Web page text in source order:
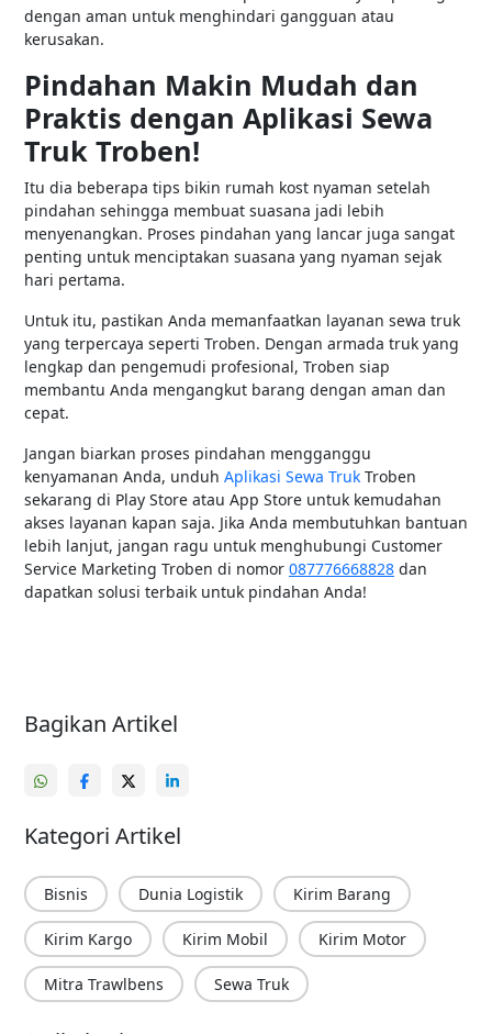
dengan aman untuk menghindari gangguan atau
kerusakan.
Pindahan Makin Mudah dan
Praktis dengan Aplikasi Sewa
Truk Troben!
Itu dia beberapa tips bikin rumah kost nyaman setelah
pindahan sehingga membuat suasana jadi lebih
menyenangkan. Proses pindahan yang lancar juga sangat
penting untuk menciptakan suasana yang nyaman sejak
hari pertama.
Untuk itu, pastikan Anda memanfaatkan layanan sewa truk
yang terpercaya seperti Troben. Dengan armada truk yang
lengkap dan pengemudi profesional, Troben siap
membantu Anda mengangkut barang dengan aman dan
cepat.
Jangan biarkan proses pindahan mengganggu
kenyamanan Anda, unduh Aplikasi Sewa Truk Troben
sekarang di Play Store atau App Store untuk kemudahan
akses layanan kapan saja. Jika Anda membutuhkan bantuan
lebih lanjut, jangan ragu untuk menghubungi Customer
Service Marketing Troben di nomor 087776668828 dan
dapatkan solusi terbaik untuk pindahan Anda!
Bagikan Artikel
Kategori Artikel
Bisnis Dunia Logistik Kirim Barang
Kirim Kargo Kirim Mobil Kirim Motor
Mitra Trawlbens Sewa Truk